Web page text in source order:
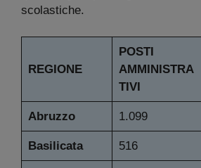
scolastiche.
REGIONE
POSTI
AMMINISTRA
TIVI
Abruzzo 1.099
Basilicata 516